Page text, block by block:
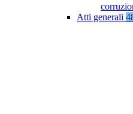
Atti generali